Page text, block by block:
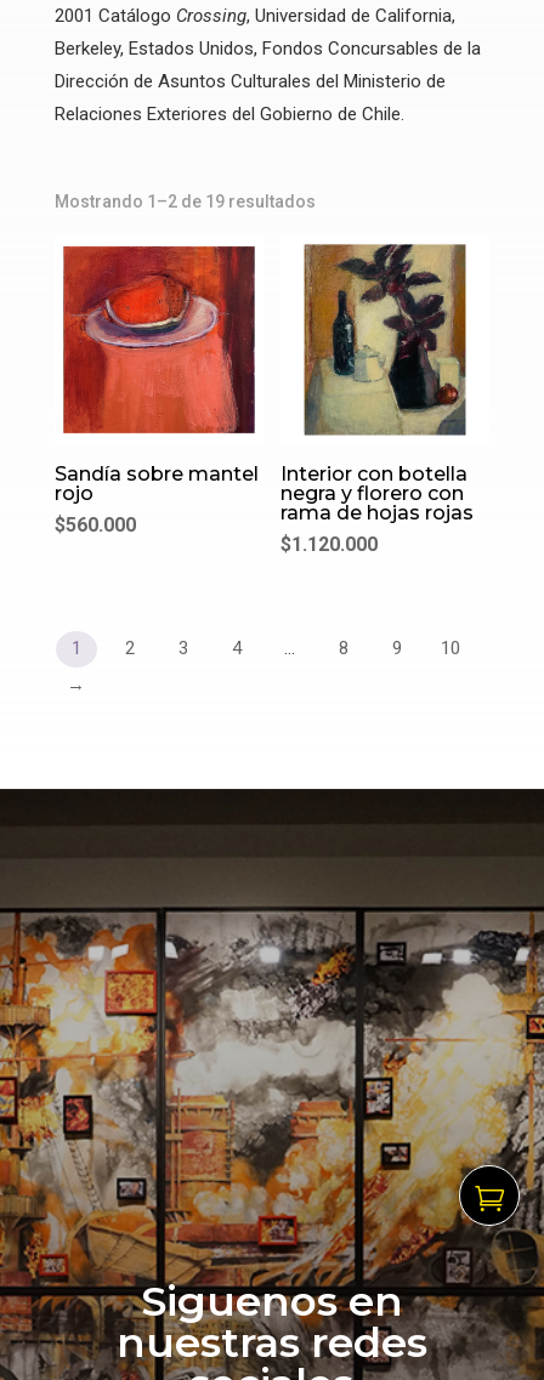
2001 Catálogo Crossing, Universidad de California,
Berkeley, Estados Unidos, Fondos Concursables de la
Dirección de Asuntos Culturales del Ministerio de
Relaciones Exteriores del Gobierno de Chile.
Mostrando 1–2 de 19 resultados
Sandía sobre mantel
rojo
$560.000
Interior con botella
negra y florero con
rama de hojas rojas
$1.120.000
1 2 3 4 … 8 9
10
→
Siguenos en
nuestras redes
